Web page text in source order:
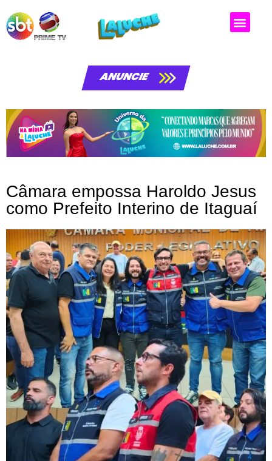
ANUNCIE
Câmara empossa Haroldo Jesus
como Prefeito Interino de Itaguaí